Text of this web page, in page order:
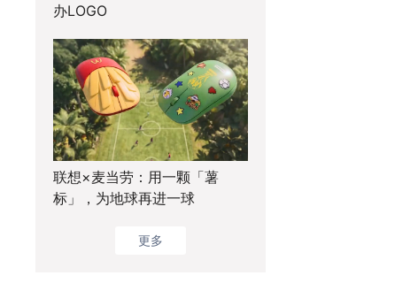
办LOGO
联想×麦当劳：用一颗「薯
标」，为地球再进一球
更多